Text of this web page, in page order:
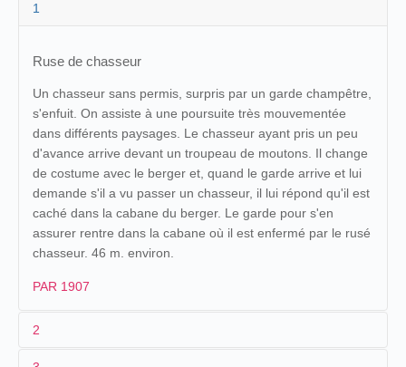
1
Ruse de chasseur
Un chasseur sans permis, surpris par un garde champêtre,
s'enfuit. On assiste à une poursuite très mouvementée
dans différents paysages. Le chasseur ayant pris un peu
d'avance arrive devant un troupeau de moutons. Il change
de costume avec le berger et, quand le garde arrive et lui
demande s'il a vu passer un chasseur, il lui répond qu'il est
caché dans la cabane du berger. Le garde pour s'en
assurer rentre dans la cabane où il est enfermé par le rusé
chasseur. 46 m. environ.
PAR 1907
2